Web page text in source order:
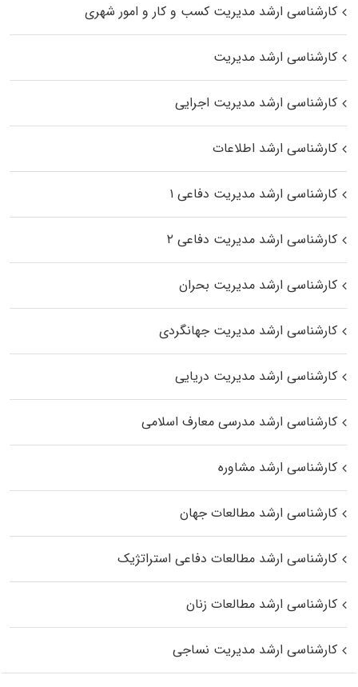
کارشناسی ارشد مدیریت کسب و کار و امور شهری
کارشناسی ارشد مدیریت
کارشناسی ارشد مدیریت اجرایی
کارشناسی ارشد اطلاعات
کارشناسی ارشد مدیریت دفاعی ۱
کارشناسی ارشد مدیریت دفاعی ۲
کارشناسی ارشد مدیریت بحران
کارشناسی ارشد مدیریت جهانگردی
کارشناسی ارشد مدیریت دریایی
کارشناسی ارشد مدرسی معارف اسلامی
کارشناسی ارشد مشاوره
کارشناسی ارشد مطالعات جهان
کارشناسی ارشد مطالعات دفاعی استراتژیک
کارشناسی ارشد مطالعات زنان
کارشناسی ارشد مدیریت نساجی